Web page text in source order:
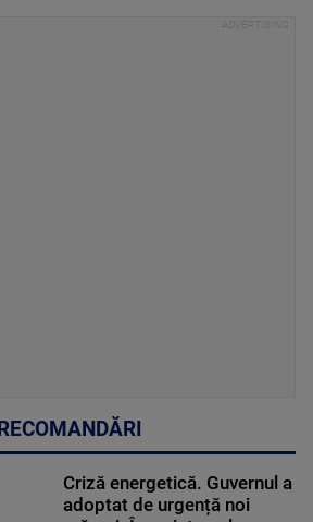
RECOMANDĂRI
Criză energetică. Guvernul a
adoptat de urgență noi